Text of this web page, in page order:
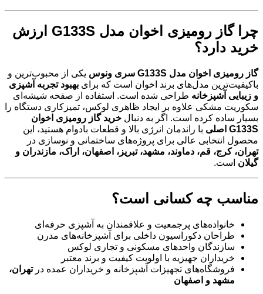
چرا گاز رومیزی اخوان مدل G133S ارزش
خرید دارد؟
گاز رومیزی اخوان مدل G133S سری ونوس
یکی از محبوب‌ترین و
باکیفیت‌ترین مدل‌های برند اخوان است که برای بهبود تجربه آشپزی
و زیبایی آشپزخانه طراحی شده است. استفاده از صفحه شیشه‌ای
سکوریت مشکی علاوه بر ایجاد ظاهری لوکس، تمیزکاری دستگاه را
بسیار ساده کرده است. اگر به دنبال خرید گاز رومیزی اخوان
G133S اصلی
با راندمان انرژی بالا و قطعات بادوام هستید، این
محصول انتخابی عالی برای پروژه‌های ساختمانی و نوسازی در
تهران، کرج، قم، دماوند، مشهد، تبریز، اصفهان، اراک، مازندران و
گیلان است.
مناسب چه کسانی است؟
خانواده‌های پرجمعیت و علاقمندان به آشپزی حرفه‌ای
طراحان دکوراسیون داخلی برای آشپزخانه‌های مدرن
سازندگان واحدهای مسکونی و تجاری لوکس
خریداران جهیزیه با اولویت کیفیت و برند معتبر
فروشگاه‌های تجهیزات آشپزخانه و خریداران عمده درتهران،
مشهد و اصفهان